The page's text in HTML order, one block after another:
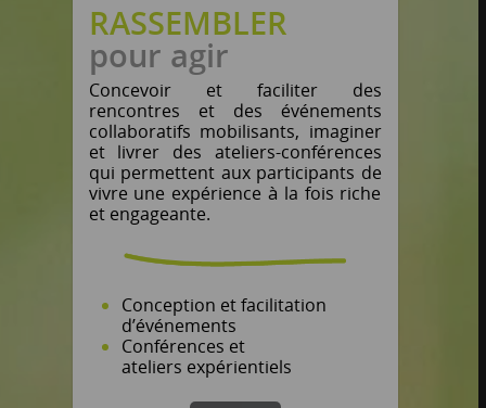
RASSEMBLER
pour agir
Concevoir et faciliter des
rencontres et des événements
collaboratifs mobilisants, imaginer
et livrer des ateliers-conférences
qui permettent aux participants de
vivre une expérience à la fois riche
et engageante.
Conception et facilitation
d’événements
Conférences et
ateliers expérientiels